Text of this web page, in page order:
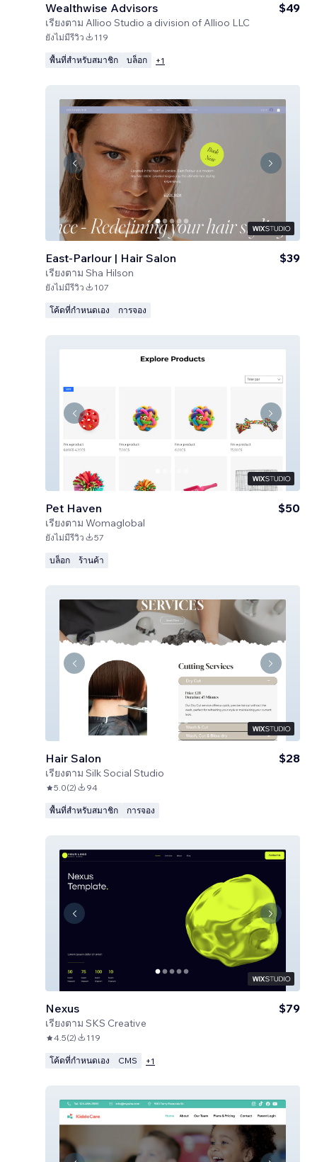
Wealthwise Advisors
เรียงตาม Allioo Studio a division of Allioo LLC
$49
ยังไม่มีรีวิว 119
พื้นที่สำหรับสมาชิก บล็อก +1
East-Parlour | Hair Salon
เรียงตาม Sha Hilson
$39
ยังไม่มีรีวิว 107
โค้ดที่กำหนดเอง การจอง
Pet Haven
เรียงตาม Womaglobal
$50
ยังไม่มีรีวิว 57
บล็อก ร้านค้า
Hair Salon
เรียงตาม Silk Social Studio
$28
5.0(2) 94
พื้นที่สำหรับสมาชิก การจอง
Nexus
เรียงตาม SKS Creative
$79
4.5(2) 119
โค้ดที่กำหนดเอง CMS +1